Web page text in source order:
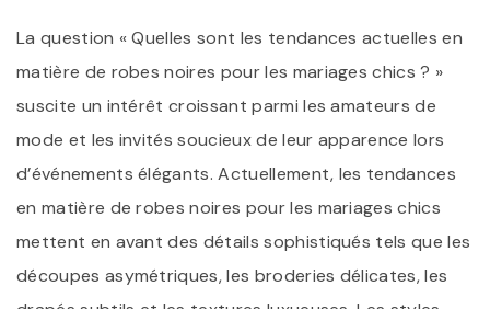
La question « Quelles sont les tendances actuelles en
matière de robes noires pour les mariages chics ? »
suscite un intérêt croissant parmi les amateurs de
mode et les invités soucieux de leur apparence lors
d’événements élégants. Actuellement, les tendances
en matière de robes noires pour les mariages chics
mettent en avant des détails sophistiqués tels que les
découpes asymétriques, les broderies délicates, les